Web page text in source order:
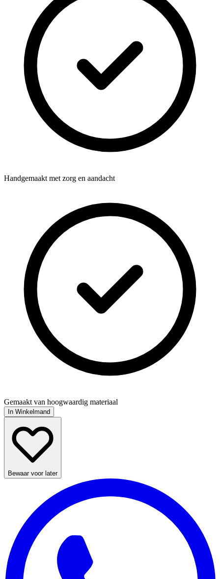
Handgemaakt met zorg en aandacht
Gemaakt van hoogwaardig materiaal
In Winkelmand
Bewaar voor later